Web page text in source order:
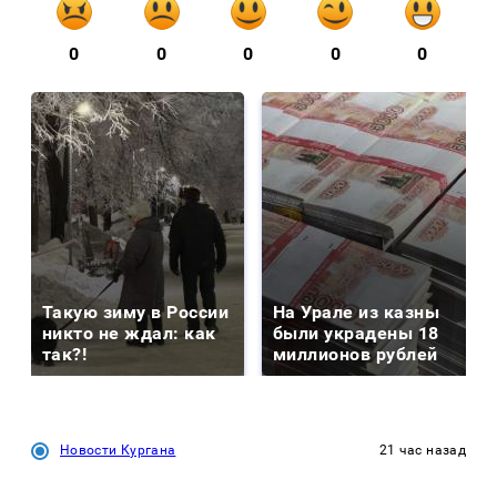
0 0 0 0 0
Такую зиму в России
никто не ждал: как
так?!
На Урале из казны
были украдены 18
миллионов рублей
Новости Кургана 21 час назад